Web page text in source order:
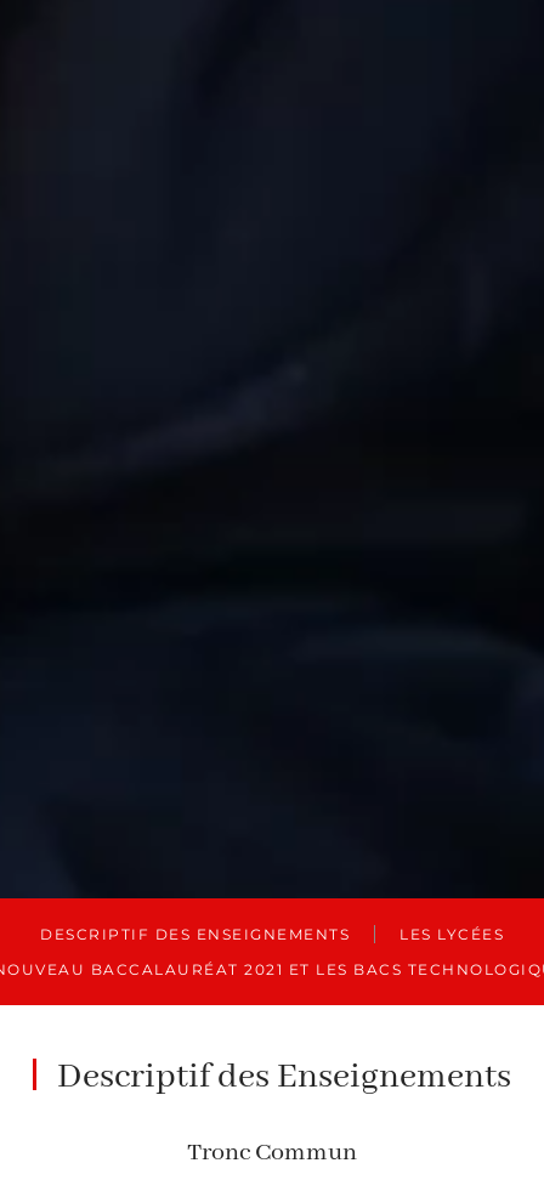
DESCRIPTIF DES ENSEIGNEMENTS
LES LYCÉES
BACCALAURÉAT 2021 ET LES BACS
Descriptif des Enseignements
Tronc Commun